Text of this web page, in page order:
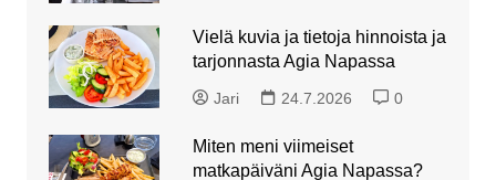
Vielä kuvia ja tietoja hinnoista ja
tarjonnasta Agia Napassa
Jari 24.7.2026 0
Miten meni viimeiset
matkapäiväni Agia Napassa?